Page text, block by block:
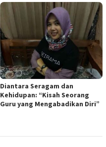
Diantara Seragam dan
Kehidupan: “Kisah Seorang
Guru yang Mengabadikan Diri”